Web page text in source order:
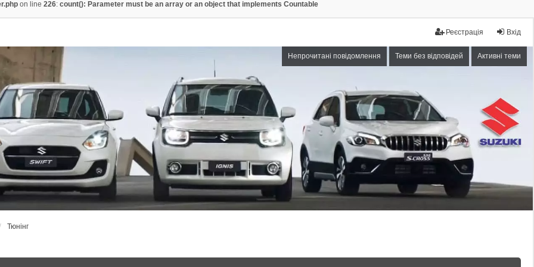
on line 226: count(): Parameter must be an array or an object that implements Countable
Вхід
Реєстрація
Непрочитані повідомлення Теми без відповідей Активні теми
Тюнінг